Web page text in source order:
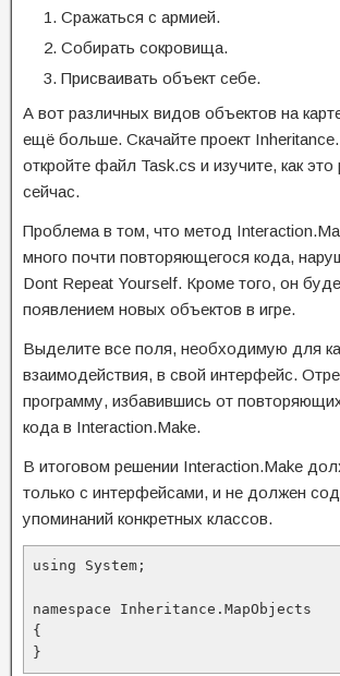
Сражаться с армией.
Собирать сокровища.
Присваивать объект себе.
А вот различных видов объектов на
ещё больше. Скачайте проект
откройте файл Task.cs и изучите, как это
сейчас.
Проблема в том, что метод
много почти повторяющегося кода,
Dont Repeat Yourself. Кроме того, он
появлением новых объектов в игре.
Выделите все поля, необходимую для
взаимодействия, в свой интерфейс.
программу, избавившись от
кода в Interaction.Make.
В итоговом решении Interaction.Make
только с интерфейсами, и не должен
упоминаний конкретных классов.
using System;
namespace Inheritance.MapObjects
{
}